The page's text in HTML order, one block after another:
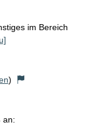
im Bereich
)
an: